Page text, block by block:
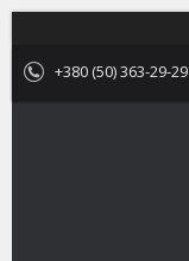
+380 (50) 363-29-29